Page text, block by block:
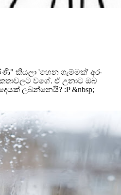
කියලා 'හෙන ගැම්මක්' අරං
වගේ. ඒ උනාට ඔබ
ලබන්නෙයි? :P &nbsp;